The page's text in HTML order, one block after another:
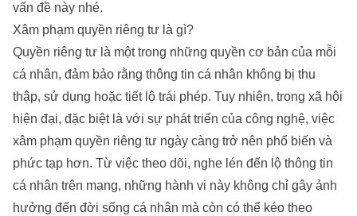
vấn đề này nhé.
Xâm phạm quyền riêng tư là gì?
Quyền riêng tư là một trong những quyền cơ bản của mỗi
cá nhân, đảm bảo rằng thông tin cá nhân không bị thu
thập, sử dụng hoặc tiết lộ trái phép. Tuy nhiên, trong xã hội
hiện đại, đặc biệt là với sự phát triển của công nghệ, việc
xâm phạm quyền riêng tư ngày càng trở nên phổ biến và
phức tạp hơn. Từ việc theo dõi, nghe lén đến lộ thông tin
cá nhân trên mạng, những hành vi này không chỉ gây ảnh
hưởng đến đời sống cá nhân mà còn có thể kéo theo